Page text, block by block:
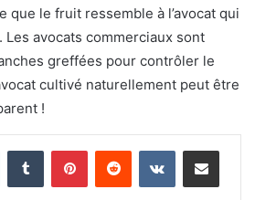
que le fruit ressemble à l’avocat qui
avocats commerciaux sont
greffées pour contrôler le
cultivé naturellement peut être
!
LinkedinTumblr PinterestReddit VKontaktePartager par email